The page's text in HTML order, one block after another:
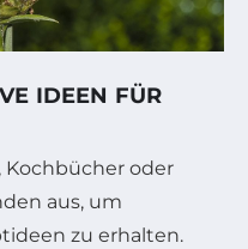
IDEEN FÜR
Kochbücher oder
aus, um
zu erhalten.